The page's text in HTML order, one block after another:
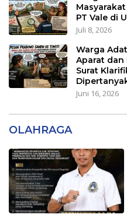
PT Vale di
Juli 8, 2026
Warga
Aparat dan
Surat
Juni 16, 2026
OLAHRAGA